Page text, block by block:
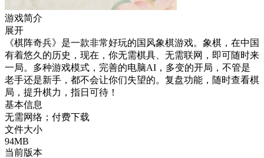
游戏简介
展开
《棋阵奇兵》是一款非常好玩的国风象棋游戏。象棋，在中国
有着悠久的历史，现在，你无需棋具、无需联网，即可随时来
一局。多种游戏模式，完善的电脑AI，多变的开局，不管是
老手还是新手，都不会让你们失望的。复盘功能，随时查看棋
局，提升棋力，指日可待！
基本信息
无需网络；付费下载
文件大小
94MB
当前版本